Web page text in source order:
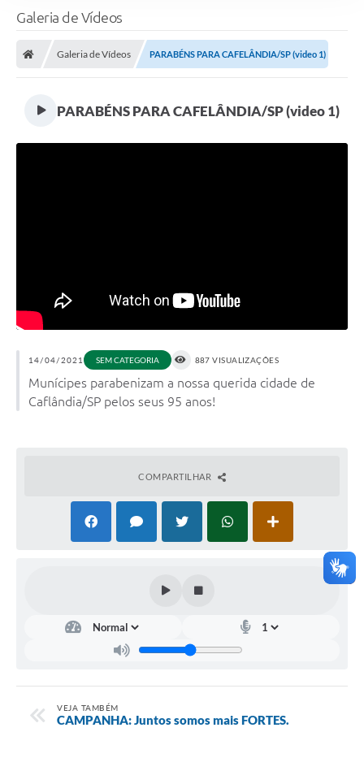
Galeria de Vídeos
Galeria de Vídeos PARABÉNS PARA CAFELÂNDIA/SP (video 1)
PARABÉNS PARA CAFELÂNDIA/SP (video 1)
14/04/2021 SEM CATEGORIA 887 VISUALIZAÇÕES
Munícipes parabenizam a nossa querida cidade de
Caflândia/SP pelos seus 95 anos!
COMPARTILHAR
VEJA TAMBÉM
CAMPANHA: Juntos somos mais FORTES.